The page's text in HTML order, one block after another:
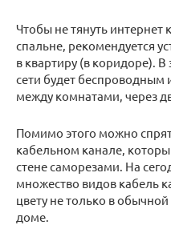
Чтобы не тянуть интернет
спальне, рекомендуется
в квартиру (в коридоре).
сети будет беспроводным
между комнатами, через
Помимо этого можно
кабельном канале,
стене саморезами. На
множество видов кабель
цвету не только в
доме.